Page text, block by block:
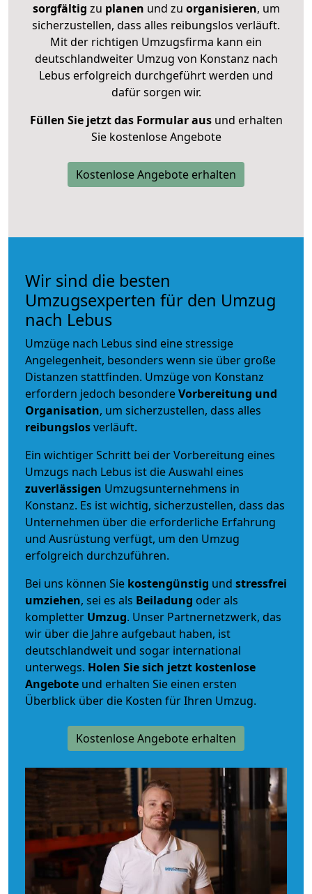
sorgfältig zu planen und zu organisieren, um
sicherzustellen, dass alles reibungslos verläuft.
Mit der richtigen Umzugsfirma kann ein
deutschlandweiter Umzug von Konstanz nach
Lebus erfolgreich durchgeführt werden und
dafür sorgen wir.
Füllen Sie jetzt das Formular ausund erhalten
Sie kostenlose Angebote
Kostenlose Angebote erhalten
Wir sind die besten
Umzugsexperten für den Umzug
nach Lebus
Umzüge nach Lebus sind eine stressige
Angelegenheit, besonders wenn sie über große
Distanzen stattfinden. Umzüge von Konstanz
erfordern jedoch besondereVorbereitung und
Organisation, um sicherzustellen, dass alles
reibungslosverläuft.
Ein wichtiger Schritt bei der Vorbereitung eines
Umzugs nach Lebus ist die Auswahl eines
zuverlässigen Umzugsunternehmens in
Konstanz. Es ist wichtig, sicherzustellen, dass das
Unternehmen über die erforderliche Erfahrung
und Ausrüstung verfügt, um den Umzug
erfolgreich durchzuführen.
Bei uns können Sie kostengünstig und stressfrei
umziehen, sei es als Beiladung oder als
kompletter Umzug. Unser Partnernetzwerk, das
wir über die Jahre aufgebaut haben, ist
deutschlandweit und sogar international
unterwegs. Holen Sie sich jetzt kostenlose
Angebote und erhalten Sie einen ersten
Überblick über die Kosten für Ihren Umzug.
Kostenlose Angebote erhalten